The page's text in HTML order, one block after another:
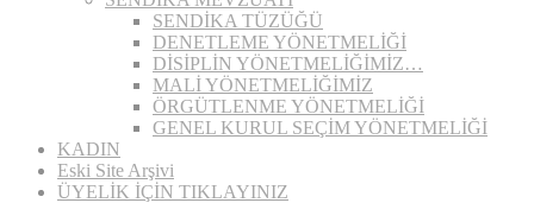
SENDİKA TÜZÜĞÜ
DENETLEME YÖNETMELİĞİ
DİSİPLİN YÖNETMELİĞİMİZ…
MALİ YÖNETMELİĞİMİZ
ÖRGÜTLENME YÖNETMELİĞİ
GENEL KURUL SEÇİM YÖNETMELİĞİ
KADIN
Eski Site Arşivi
ÜYELİK İÇİN TIKLAYINIZ